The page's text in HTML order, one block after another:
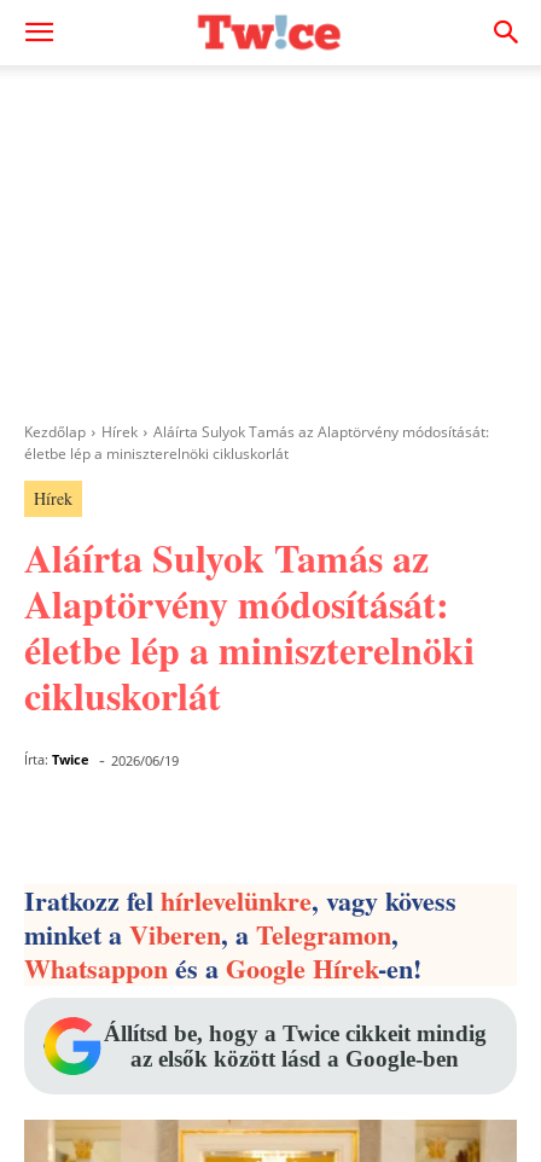
Kezdőlap Hírek
Aláírta Sulyok Tamás az Alaptörvény módosítását:
életbe lép a miniszterelnöki cikluskorlát
Hírek
Aláírta Sulyok Tamás az
Alaptörvény módosítását:
életbe lép a miniszterelnöki
cikluskorlát
Írta: Twice - 2026/06/19
Iratkozz felhírlevelünkre, vagy kövess
minket aViberen, aTelegramon,
Whatsapponés aGoogle Hírek-en!
Állítsd be, hogy a Twice cikkeit mindig
az elsők között lásd a Google-ben